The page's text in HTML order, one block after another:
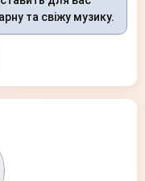
та свіжу музику.